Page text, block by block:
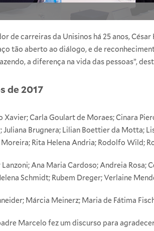
de carreiras da Unisinos há 25 anos,
tão aberto ao diálogo, e de
a diferença na vida das pessoas”,
de 2017
Xavier; Carla Goulart de Moraes; Cinara
Juliana Brugnera; Lilian Boettier da Motta;
Rita Helena Andria; Rodolfo Wild;
Ana Maria Cardoso; Andreia Rosa;
Schmidt; Rubem Dreger; Verlaine
Márcia Meinerz; Maria de Fátima
Marcelo fez um discurso para